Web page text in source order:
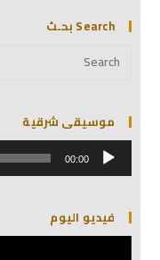
Search بحـث
موسيقى شرقية
مشغل
الصوت 00:00
فيديو اليوم
مشغل